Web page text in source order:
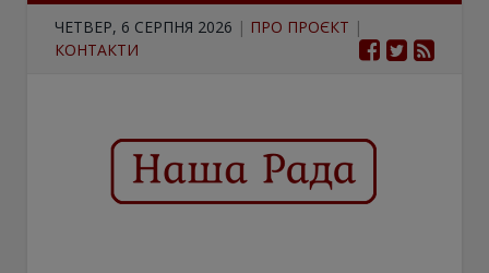
ЧЕТВЕР, 6 СЕРПНЯ 2026 | ПРО ПРОЄКТ |
КОНТАКТИ